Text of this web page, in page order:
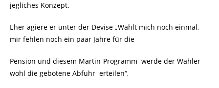
jegliches Konzept.
Eher agiere er unter der Devise „Wählt mich noch einmal,
mir fehlen noch ein paar Jahre für die
Pension und diesem Martin-Programm werde der Wähler
wohl die gebotene Abfuhr erteilen“,